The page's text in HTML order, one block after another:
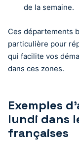
de la semaine.
Ces départements
particulière pour
qui facilite vos
dans ces zones.
Exemples
lundi dans
françaises